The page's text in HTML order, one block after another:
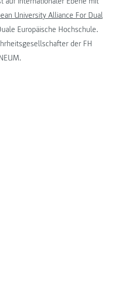
University Alliance For Dual
Europäische Hochschule.
der FH